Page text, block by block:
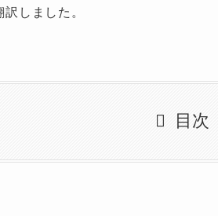
しました。
目次